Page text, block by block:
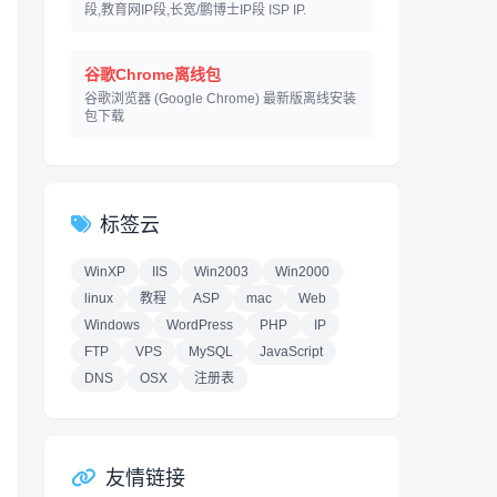
段,教育网IP段,长宽/鹏博士IP段 ISP IP.
谷歌Chrome离线包
谷歌浏览器 (Google Chrome) 最新版离线安装
包下载
标签云
WinXP IIS Win2003
Win2000
linux
教程 ASP mac
Web
Windows
WordPress PHP
IP
FTP
VPS MySQL
JavaScript
DNS
OSX 注册表
友情链接